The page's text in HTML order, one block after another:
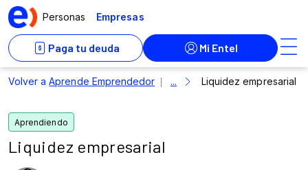
Liquidez empresarial